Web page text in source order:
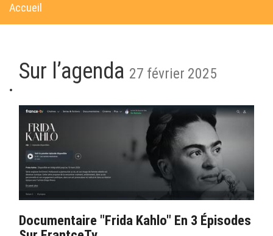
Accueil
Sur l’agenda 27 février 2025
Documentaire "Frida Kahlo" En 3 Épisodes